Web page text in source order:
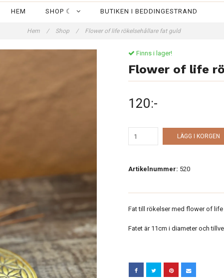
HEM SHOP ☾ BUTIKEN I BEDDINGESTRAND
Hem / Shop / Flower of life rökelsehållare fat guld
Finns i lager!
Flower of life
120:-
LÄGG I KORGEN
Artikelnummer: 520
Fat till rökelser med flower of
Fatet är 11cm i diameter och